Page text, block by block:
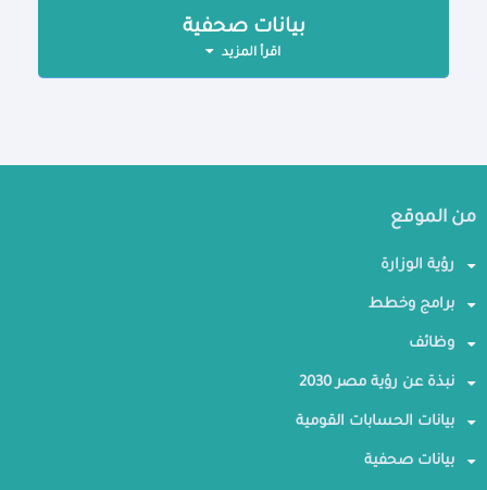
بيانات صحفية
اقرأ المزيد
من الموقع
رؤية الوزارة
برامج وخطط
وظائف
نبذة عن رؤية مصر 2030
بيانات الحسابات القومية
بيانات صحفية